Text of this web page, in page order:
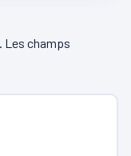
Les champs